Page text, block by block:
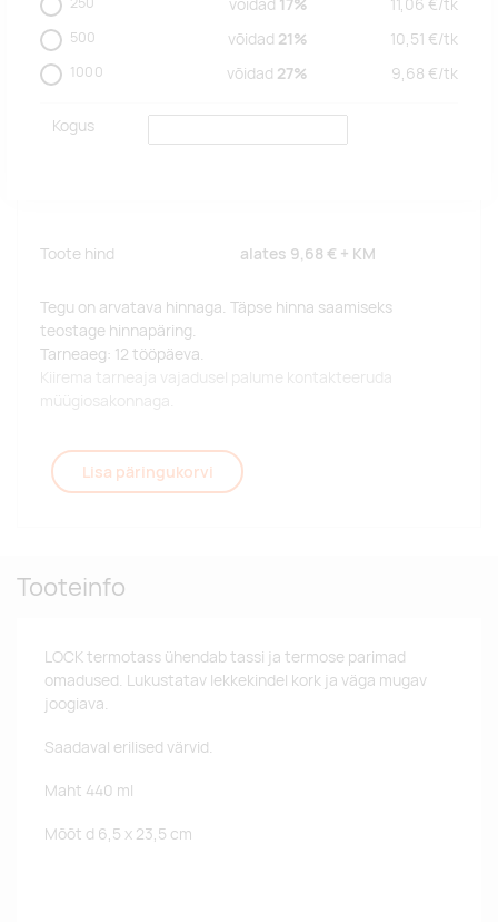
võidad 17% 11,06 €/tk
500 võidad 21% 10,51 €/tk
1000 võidad 27% 9,68 €/tk
Kogus
Toote hind alates 9,68 € + KM
Tegu on arvatava hinnaga. Täpse hinna saamiseks
teostage hinnapäring.
Tarneaeg: 12 tööpäeva.
Kiirema tarneaja vajadusel palume kontakteeruda
müügiosakonnaga.
Lisa päringukorvi
Tooteinfo
LOCK termotass ühendab tassi ja termose parimad
omadused. Lukustatav lekkekindel kork ja väga mugav
joogiava.
Saadaval erilised värvid.
Maht 440 ml
Mõõt d 6,5 x 23,5 cm